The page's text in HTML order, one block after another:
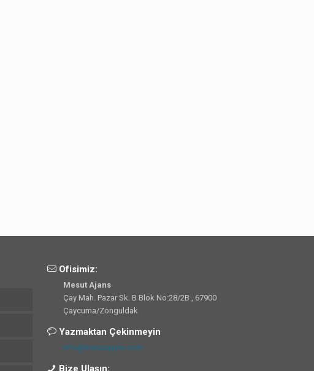
Ofisimiz:
Mesut Ajans
Çay Mah. Pazar Sk. B Blok No:28/2B , 67900
Çaycuma/Zonguldak
Yazmaktan Çekinmeyin
info@mesutajans.com